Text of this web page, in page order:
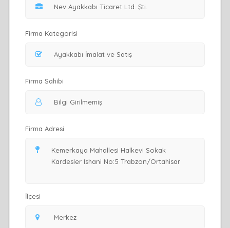
Firma Kategorisi
Firma Sahibi
Firma Adresi
İlçesi